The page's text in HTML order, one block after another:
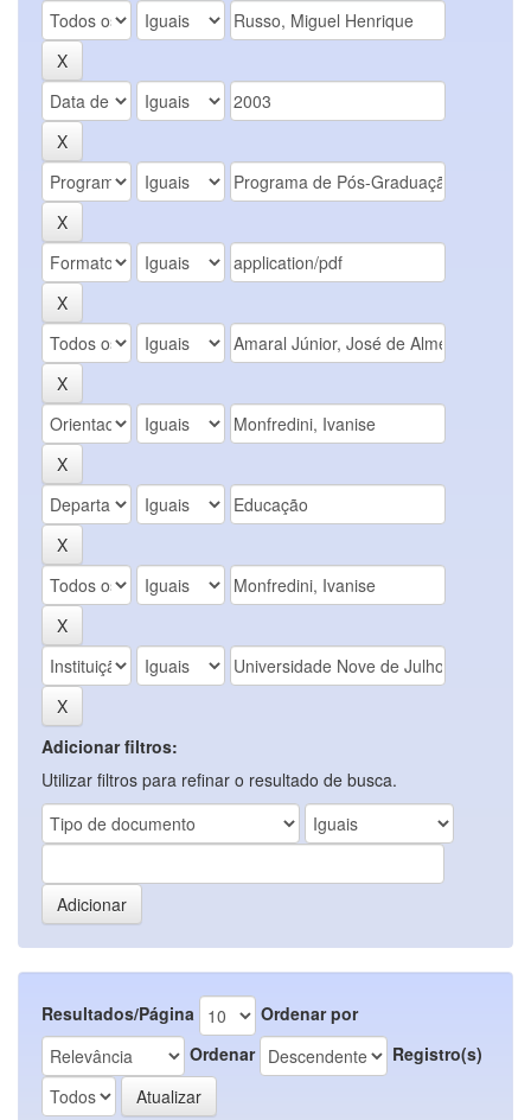
Adicionar filtros:
Utilizar filtros para refinar o resultado de busca.
Resultados/Página
Ordenar por
Ordenar
Registro(s)